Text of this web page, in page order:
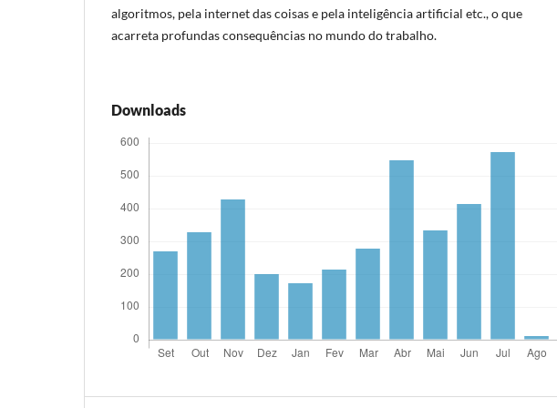
algoritmos, pela internet das coisas e pela inteligência artificial etc., o que
acarreta profundas consequências no mundo do trabalho.
Downloads